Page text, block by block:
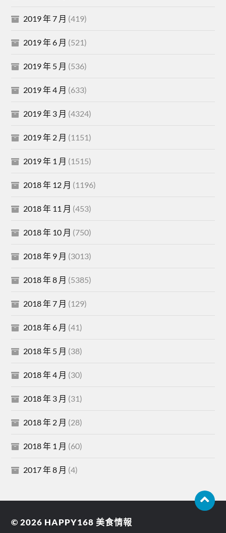
2019 年 7 月 (419)
2019 年 6 月 (521)
2019 年 5 月 (536)
2019 年 4 月 (633)
2019 年 3 月 (4324)
2019 年 2 月 (1151)
2019 年 1 月 (1515)
2018 年 12 月 (1196)
2018 年 11 月 (453)
2018 年 10 月 (750)
2018 年 9 月 (3013)
2018 年 8 月 (5385)
2018 年 7 月 (129)
2018 年 6 月 (41)
2018 年 5 月 (38)
2018 年 4 月 (30)
2018 年 3 月 (31)
2018 年 2 月 (28)
2018 年 1 月 (60)
2017 年 8 月 (4)
© 2026 HAPPY168 美食情報